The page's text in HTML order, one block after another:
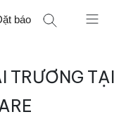
báo
TRƯƠNG TẠI